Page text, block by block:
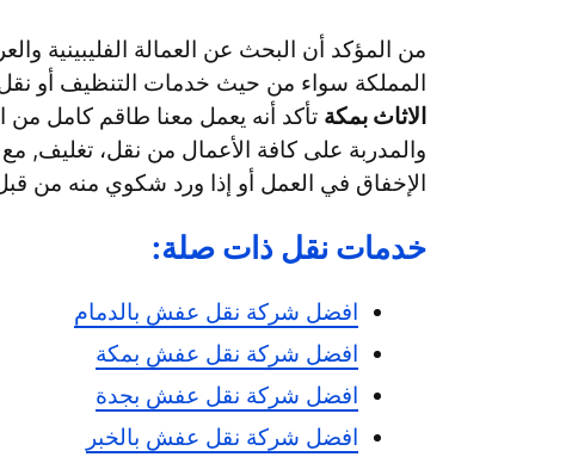
من المؤكد أن البحث عن العمالة الفليبينية
المملكة سواء من حيث خدمات التنظيف أو نقل
الاثاث بمكة تأكد أنه يعمل معنا طاقم كامل من
والمدربة على كافة الأعمال من نقل، تغليف,
الإخفاق في العمل أو إذا ورد شكوي منه من
خدمات نقل ذات صلة:
افضل شركة نقل عفش بالدمام
افضل شركة نقل عفش بمكة
افضل شركة نقل عفش بجدة
افضل شركة نقل عفش بالخبر